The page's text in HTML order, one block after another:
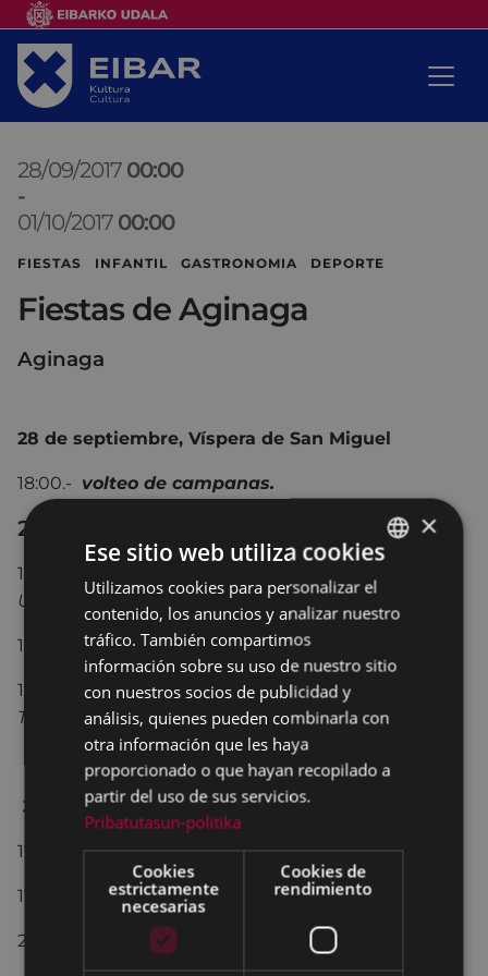
28/09/2017 00:00
-
01/10/2017 00:00
FIESTAS INFANTIL GASTRONOMIA DEPORTE
Fiestas de Aginaga
Aginaga
28 de septiembre, Víspera de San Miguel
18:00.- volteo de campanas.
29 septiembre - día de San Miguel
11:00.-
Usartza.
12:00.- Lunch y juegos infantiles.
14:00.- Comida popular con la banda de
Txistularis Usartza.
30 septiembre
17:00.- juegos infantilesychocolatada.
17:00.- Desafío entre chicos y chicas.
21:00.- Cena de hermandad.
BASQUE
SPANISH
×
Ese sitio web utiliza cookies
Utilizamos cookies para personalizar el
contenido, los anuncios y analizar nuestro
tráfico. También compartimos
información sobre su uso de nuestro sitio
con nuestros socios de publicidad y
análisis, quienes pueden combinarla con
otra información que les haya
proporcionado o que hayan recopilado a
partir del uso de sus servicios.
Pribatutasun-politika
Cookies
estrictamente
necesarias
Cookies de
rendimiento